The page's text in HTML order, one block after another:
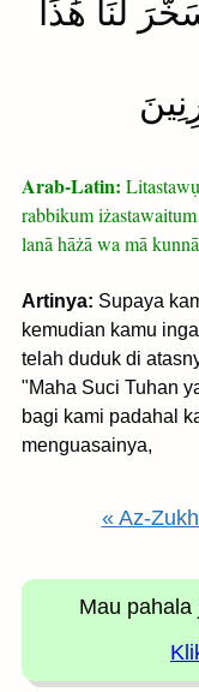
لَنَا هَٰذَا
Arab-Latin:
rabbikum
lanā hāżā wa mā
Artinya: Supaya
kemudian kamu
telah duduk di
"Maha Suci Tuhan
bagi kami padahal
menguasainya,
« Az-
Mau pahala